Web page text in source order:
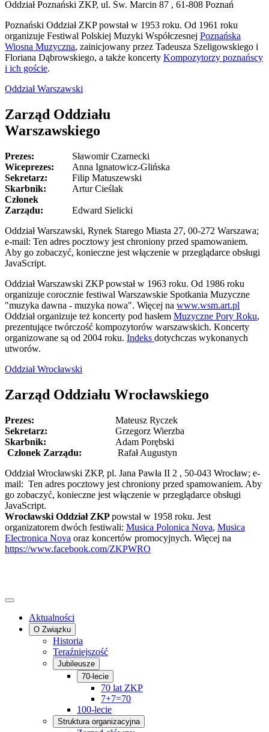
Oddział Poznański ZKP, ul. Św. Marcin 87 , 61-808 Poznań
Poznański Oddział ZKP powstał w 1953 roku. Od 1961 roku
organizuje Festiwal Polskiej Muzyki Współczesnej Poznańska
Wiosna Muzyczna, zainicjowany przez Tadeusza Szeligowskiego i
Floriana Dąbrowskiego, a także koncerty Kompozytorzy poznańscy
i ich goście.
Oddział Warszawski
Zarząd Oddziału
Warszawskiego
Prezes:
Sławomir Czarnecki
Wiceprezes:
Anna Ignatowicz-Glińska
Sekretarz:
Filip Matuszewski
Skarbnik:
Artur Cieślak
Członek
Zarządu:
Edward Sielicki
Oddział Warszawski, Rynek Starego Miasta 27, 00-272 Warszawa;
e-mail: Ten adres pocztowy jest chroniony przed spamowaniem.
Aby go zobaczyć, konieczne jest włączenie w przeglądarce obsługi
JavaScript.
Oddział Warszawski ZKP powstał w 1963 roku. Od 1986 roku
organizuje corocznie festiwal Warszawskie Spotkania Muzyczne
"muzyka dawna - muzyka nowa". Więcej na www.wsm.art.pl
Oddział organizuje też koncerty pod hasłem Muzyczne Pory Roku,
prezentujące twórczość kompozytorów warszawskich. Koncerty
organizowane są od 2004 roku. Indeks dotychczas wykonanych
utworów.
Oddział Wrocławski
Zarząd Oddziału Wrocławskiego
Prezes:
Mateusz Ryczek
Sekretarz:
Grzegorz Wierzba
Skarbnik:
Adam Porębski
Członek Zarządu:
Rafał Augustyn
Oddział Wrocławski ZKP, pl. Jana Pawła II 2 , 50-043 Wrocław; e-
mail: Ten adres pocztowy jest chroniony przed spamowaniem. Aby
go zobaczyć, konieczne jest włączenie w przeglądarce obsługi
JavaScript.
Wrocławski Oddział ZKPpowstał w 1958 roku. Jest
organizatorem dwóch festiwali: Musica Polonica Nova, Musica
Electronica Nova oraz koncertów promocyjnych. Więcej na
https://www.facebook.com/ZKPWRO
Aktualności
O Związku
Historia
Teraźniejszość
Jubileusze
70-lecie
70 lat ZKP
7+7=70
100-lecie
Struktura organizacyjna